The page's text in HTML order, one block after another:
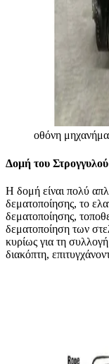
οθόνη
Δομή του
Η δομή είναι πολύ
δεματοποίησης, το
δεματοποίησης,
δεματοποίηση των
κυρίως για τη
διακόπτη,